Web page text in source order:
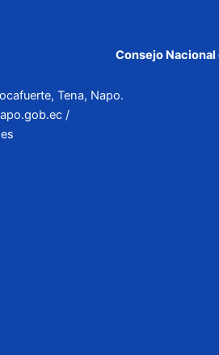
Consejo Nacional
Tena, Napo.
/